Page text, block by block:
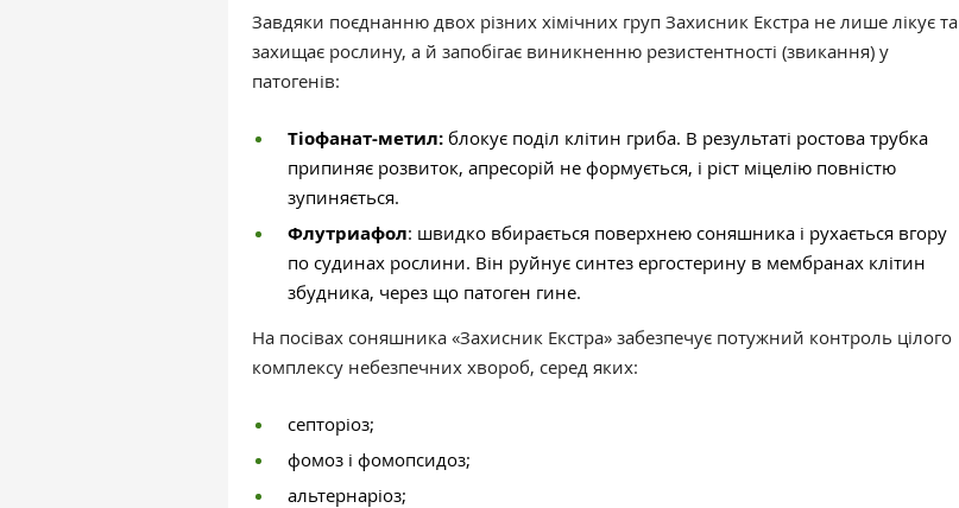
Завдяки поєднанню двох різних хімічних груп Захисник Екстра не лише лікує та
захищає рослину, а й запобігає виникненню резистентності (звикання) у
патогенів:
Тіофанат-метил: блокує поділ клітин гриба. В результаті ростова трубка
припиняє розвиток, апресорій не формується, і ріст міцелію повністю
зупиняється.
Флутриафол: швидко вбирається поверхнею соняшника і рухається вгору
по судинах рослини. Він руйнує синтез ергостерину в мембранах клітин
збудника, через що патоген гине.
На посівах соняшника «Захисник Екстра» забезпечує потужний контроль цілого
комплексу небезпечних хвороб, серед яких:
септоріоз;
фомоз і фомопсидоз;
альтернаріоз;